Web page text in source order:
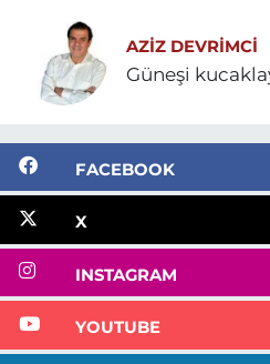
AZIZ DEVRIMCI
Güneşi
FACEBOOK
X
INSTAGRAM
YOUTUBE